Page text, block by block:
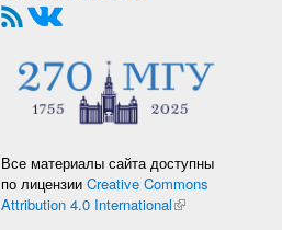
Все материалы сайта доступны
по лицензии Creative Commons
Attribution 4.0 International(внешняя ссылка)